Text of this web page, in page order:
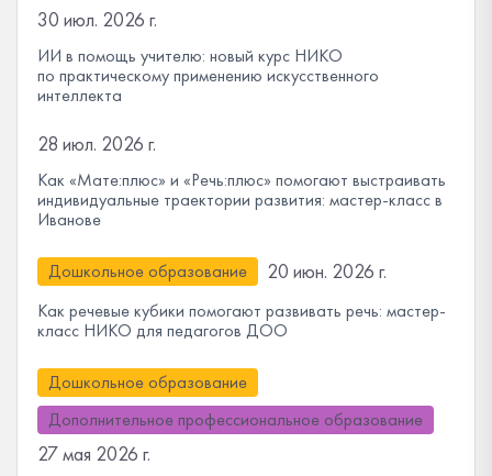
30 июл. 2026 г.
ИИ в помощь учителю: новый курс НИКО
по практическому применению искусственного
интеллекта
28 июл. 2026 г.
Как «Мате:плюс» и «Речь:плюс» помогают выстраивать
индивидуальные траектории развития: мастер-класс в
Иванове
Дошкольное образование 20 июн. 2026 г.
Как речевые кубики помогают развивать речь: мастер-
класс НИКО для педагогов ДОО
Дошкольное образование
Дополнительное профессиональное образование
27 мая 2026 г.